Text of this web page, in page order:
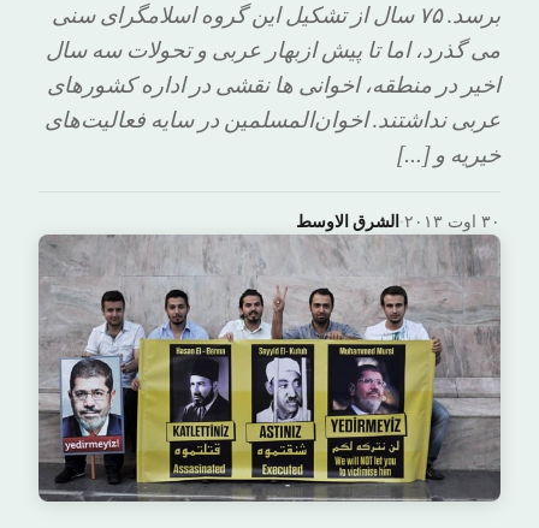
برسد. ٧۵ سال از تشکیل این گروه اسلامگراى سنى
مى گذرد، اما تا پیش ازبهار عربی و تحولات سه سال
اخیر در منطقه، اخوانى ها نقشى در اداره کشورهای
عربی نداشتند. اخوان‌المسلمین در سایه فعالیت‌های
خیریه و […]
الشرق الاوسط· ۳۰ اوت ۲۰۱۳